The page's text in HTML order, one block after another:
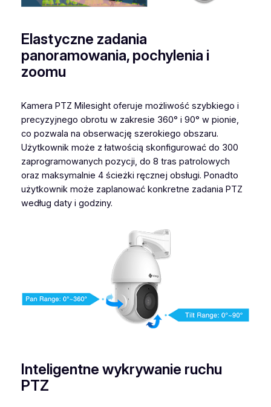
Elastyczne zadania
panoramowania, pochylenia i
zoomu
Kamera PTZ Milesight oferuje możliwość szybkiego i
precyzyjnego obrotu w zakresie 360° i 90° w pionie,
co pozwala na obserwację szerokiego obszaru.
Użytkownik może z łatwością skonfigurować do 300
zaprogramowanych pozycji, do 8 tras patrolowych
oraz maksymalnie 4 ścieżki ręcznej obsługi. Ponadto
użytkownik może zaplanować konkretne zadania PTZ
według daty i godziny.
Inteligentne wykrywanie ruchu
PTZ